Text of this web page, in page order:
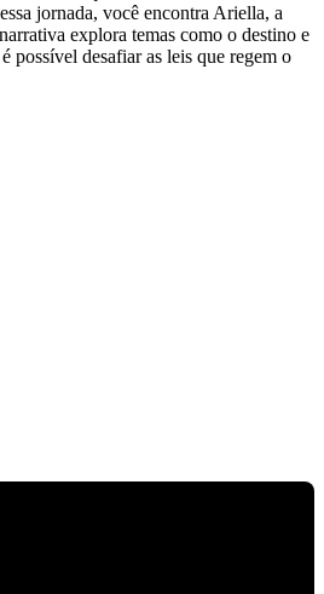
jornada, você encontra Ariella, a
explora temas como o destino e
possível desafiar as leis que regem o